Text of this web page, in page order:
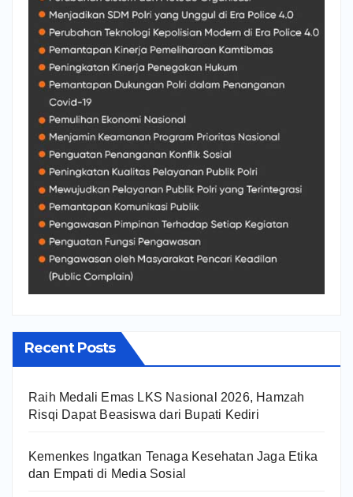
Recent Posts
Raih Medali Emas LKS Nasional 2026, Hamzah
Risqi Dapat Beasiswa dari Bupati Kediri
Kemenkes Ingatkan Tenaga Kesehatan Jaga Etika
dan Empati di Media Sosial